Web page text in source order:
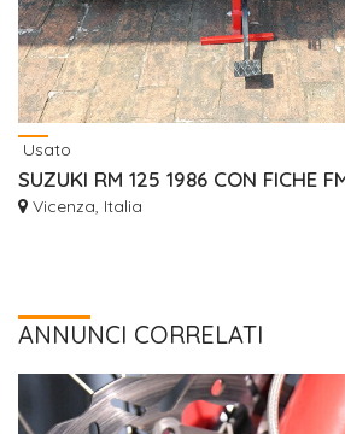
Usato
SUZUKI RM 125 1986 CON FICHE
Vicenza, Italia
ANNUNCI CORRELATI